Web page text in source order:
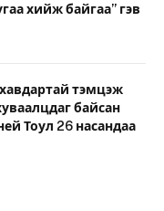
хийж байгаа” гэв
тэмцэж
байсан
Тоул 26 насандаа